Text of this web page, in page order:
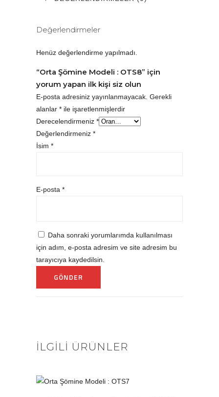
Değerlendirmeler
Henüz değerlendirme yapılmadı.
“Orta Şömine Modeli : OTS8” için
yorum yapan ilk kişi siz olun
E-posta adresiniz yayınlanmayacak. Gerekli
alanlar * ile işaretlenmişlerdir
Derecelendirmeniz *
Değerlendirmeniz *
İsim *
E-posta *
Daha sonraki yorumlarımda kullanılması
için adım, e-posta adresim ve site adresim bu
tarayıcıya kaydedilsin.
İLGILI ÜRÜNLER